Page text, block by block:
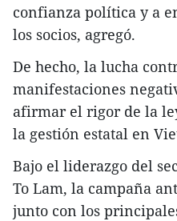
confianza política y a
los socios, agregó.
De hecho, la lucha
manifestaciones
afirmar el rigor de la
la gestión estatal en
Bajo el liderazgo del
To Lam, la campaña
junto con los